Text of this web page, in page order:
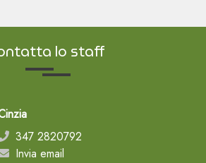
lo staff
347 2820792
Invia email